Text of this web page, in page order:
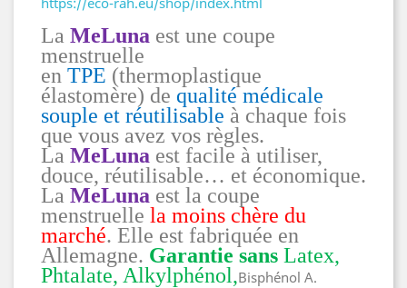
La MeLuna est une coupe
menstruelle
en TPE (thermoplastique
élastomère) de qualité médicale
souple et réutilisable à chaque fois
que vous avez vos règles.
La MeLuna est facile à utiliser,
douce, réutilisable… et économique.
La MeLuna est la coupe
menstruelle la moins chère du
marché. Elle est fabriquée en
Allemagne. Garantie sans Latex,
Phtalate, Alkylphénol,Bisphénol A.